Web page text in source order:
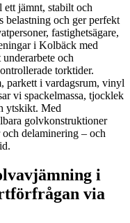
jämnt, stabilt och
belastning och ger perfekt
fastighetsägare,
i Kolbäck med
och
torktider.
parkett i vardagsrum, vinyl
vi spackelmassa, tjocklek
ytskikt. Med
golvkonstruktioner
delaminering – och
i
via